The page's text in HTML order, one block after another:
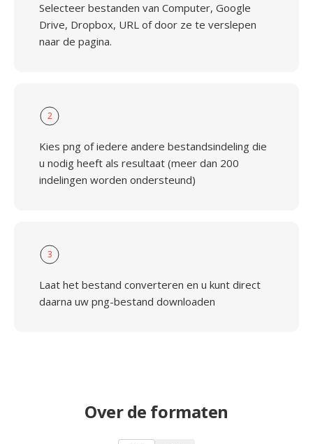
Selecteer bestanden van Computer, Google
Drive, Dropbox, URL of door ze te verslepen
naar de pagina.
2
Kies png of iedere andere bestandsindeling die
u nodig heeft als resultaat (meer dan 200
indelingen worden ondersteund)
3
Laat het bestand converteren en u kunt direct
daarna uw png-bestand downloaden
Over de formaten